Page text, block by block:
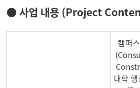
● 사업 내용 (Project
캠퍼
대학